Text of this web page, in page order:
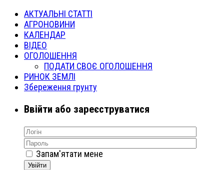
АКТУАЛЬНІ СТАТТІ
АГРОНОВИНИ
КАЛЕНДАР
ВІДЕО
ОГОЛОШЕННЯ
ПОДАТИ СВОЄ ОГОЛОШЕННЯ
РИНОК ЗЕМЛІ
Збереження грунту
Ввійти або зареєструватися
Запам'ятати мене
Увійти